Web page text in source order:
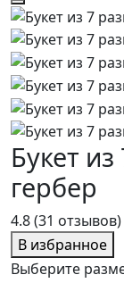
4.8(31 отзывов)
В избранное
Букет
гербер
Выберите